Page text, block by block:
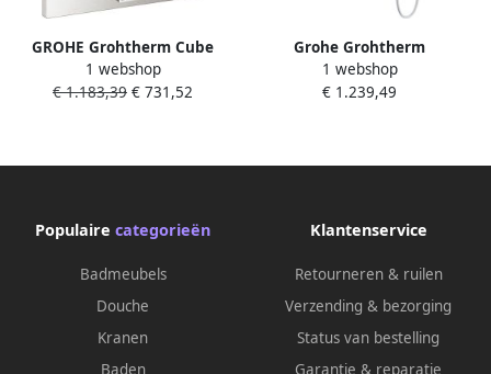
GROHE Grohtherm Cube
afbouwdeel voor
thermostatische
1 webshop
€ 1.183,39 € 731,52
Grohe Grohtherm
SmartControl
Regendoucheset Inbouw
stand chroom 34705000
1 webshop
€ 1.239,49
Populaire categorieën
Badmeubels
Douche
Kranen
Baden
Klantenservice
Retourneren & ruilen
Verzending & bezorging
Status van bestelling
Garantie & reparatie